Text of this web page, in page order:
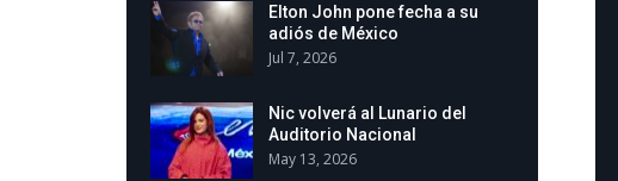
Elton John pone fecha a su
adiós de México
Jul 7, 2026
Nic volverá al Lunario del
Auditorio Nacional
May 13, 2026